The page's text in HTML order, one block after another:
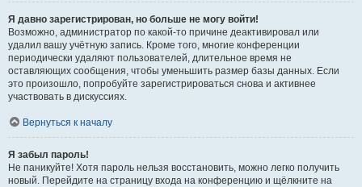
Я давно зарегистрирован, но больше не могу войти!
Возможно, администратор по какой-то причине деактивировал или
удалил вашу учётную запись. Кроме того, многие конференции
периодически удаляют пользователей, длительное время не
оставляющих сообщения, чтобы уменьшить размер базы данных. Если
это произошло, попробуйте зарегистрироваться снова и активнее
участвовать в дискуссиях.
Вернуться к началу
Я забыл пароль!
Не паникуйте! Хотя пароль нельзя восстановить, можно легко получить
новый. Перейдите на страницу входа на конференцию и щёлкните на